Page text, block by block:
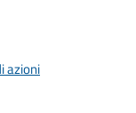
azioni